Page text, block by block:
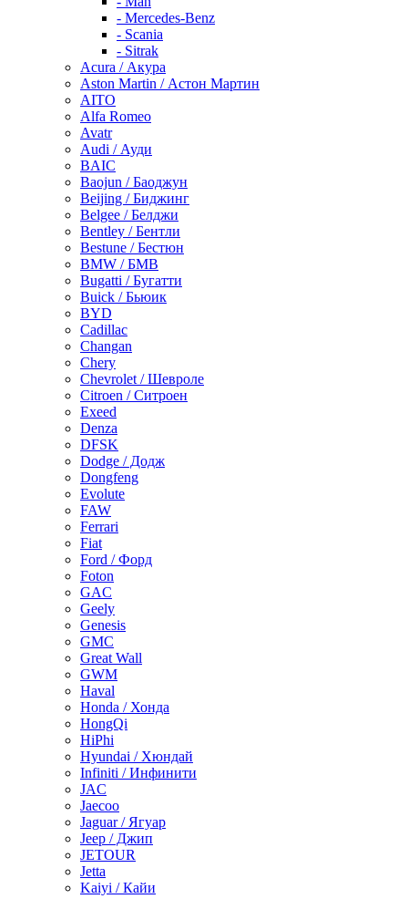
- Mercedes-Benz
- Scania
- Sitrak
Acura / Акура
Aston Martin / Астон Мартин
AITO
Alfa Romeo
Avatr
Audi / Ауди
BAIC
Baojun / Баоджун
Beijing / Биджинг
Belgee / Белджи
Bentley / Бентли
Bestune / Бестюн
BMW / БМВ
Bugatti / Бугатти
Buick / Бьюик
BYD
Cadillac
Changan
Chery
Chevrolet / Шевроле
Citroen / Ситроен
Exeed
Denza
DFSK
Dodge / Додж
Dongfeng
Evolute
FAW
Ferrari
Fiat
Ford / Форд
Foton
GAC
Geely
Genesis
GMC
Great Wall
GWM
Haval
Honda / Хонда
HongQi
HiPhi
Hyundai / Хюндай
Infiniti / Инфинити
JAC
Jaecoo
Jaguar / Ягуар
Jeep / Джип
JETOUR
Jetta
Kaiyi / Кайи